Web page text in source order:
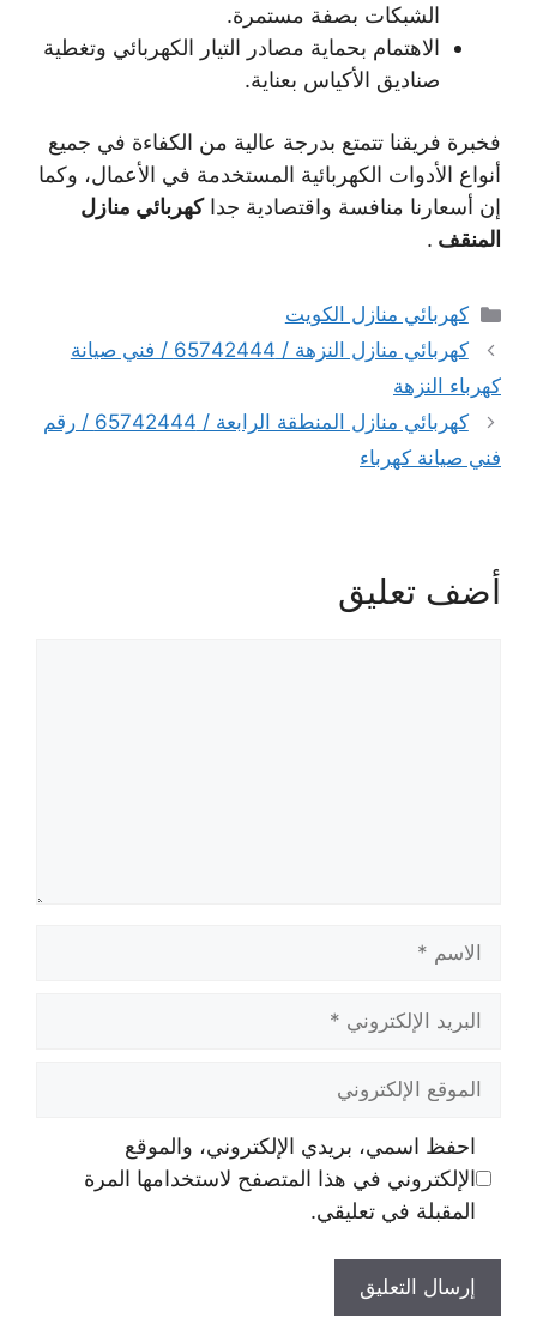
الشبكات بصفة مستمرة.
الاهتمام بحماية مصادر التيار الكهربائي وتغطية
صناديق الأكياس بعناية.
فخبرة فريقنا تتمتع بدرجة عالية من الكفاءة في جميع
أنواع الأدوات الكهربائية المستخدمة في الأعمال، وكما
إن أسعارنا منافسة واقتصادية جداكهربائي منازل
المنقف .
التصنيفات
كهربائي منازل الكويت
كهربائي منازل النزهة / 65742444 / فني صيانة
كهرباء النزهة
كهربائي منازل المنطقة الرابعة / 65742444 / رقم
فني صيانة كهرباء
أضف تعليق
الاسم
البريد
الإلكتروني
الموقع
الإلكتروني
احفظ اسمي، بريدي الإلكتروني، والموقع
الإلكتروني في هذا المتصفح لاستخدامها المرة
المقبلة في تعليقي.